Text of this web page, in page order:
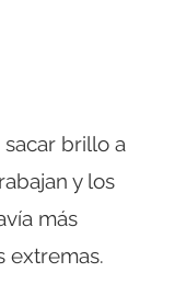
brillo a
y los
más
extremas.